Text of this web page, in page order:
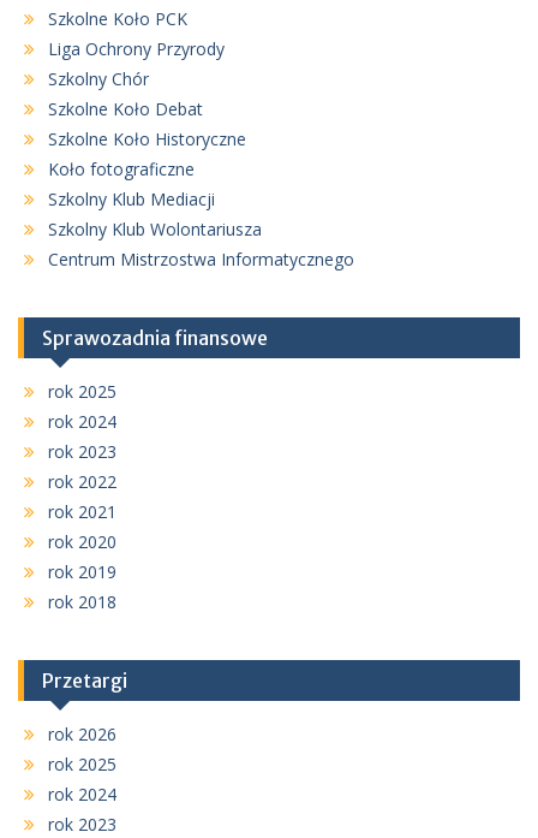
Szkolne Koło PCK
Liga Ochrony Przyrody
Szkolny Chór
Szkolne Koło Debat
Szkolne Koło Historyczne
Koło fotograficzne
Szkolny Klub Mediacji
Szkolny Klub Wolontariusza
Centrum Mistrzostwa Informatycznego
Sprawozadnia finansowe
rok 2025
rok 2024
rok 2023
rok 2022
rok 2021
rok 2020
rok 2019
rok 2018
Przetargi
rok 2026
rok 2025
rok 2024
rok 2023